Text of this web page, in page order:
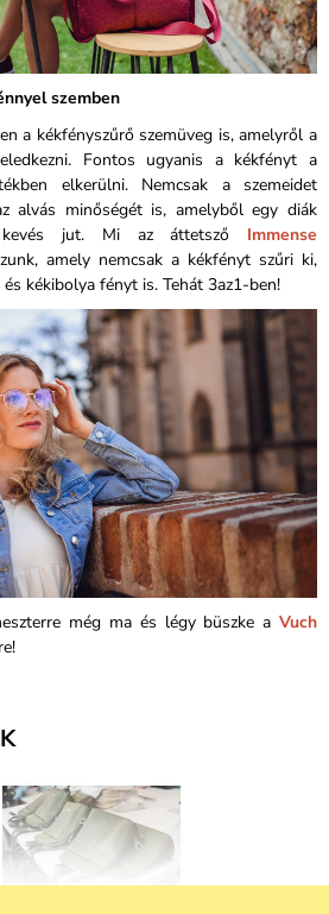
szemben
a kékfényszűrő szemüveg is, amelyről a
Fontos ugyanis a kékfényt a
elkerülni. Nemcsak a szemeidet
alvás minőségét is, amelyből egy diák
kevés jut. Mi az áttetsző Immense
amely nemcsak a kékfényt szűri ki,
kékibolya fényt is. Tehát 3az1-ben!
még ma és légy büszke a Vuch